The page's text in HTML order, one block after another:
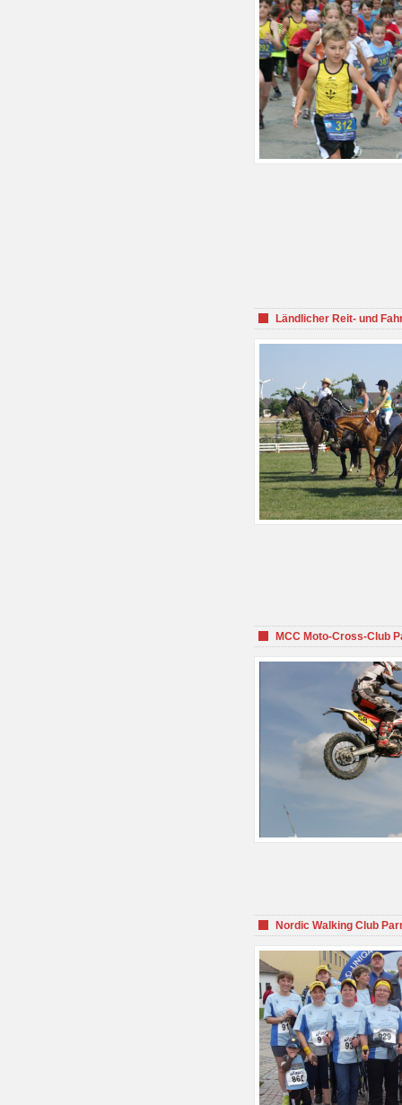
Ländlicher Reit- und
MCC Moto-Cross-Club
Nordic Walking Club